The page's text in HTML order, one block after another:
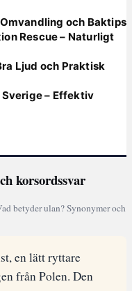
och Baktips
Rescue – Naturligt
Ljud och Praktisk
– Effektiv
korsordssvar
betyder ulan? Synonymer och
en lätt ryttare
från Polen. Den